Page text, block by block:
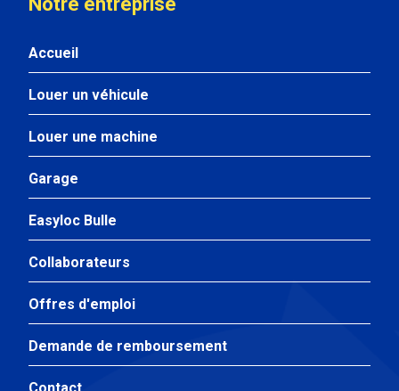
Accueil
Louer un véhicule
Louer une machine
Garage
Easyloc Bulle
Collaborateurs
Offres d'emploi
Demande de remboursement